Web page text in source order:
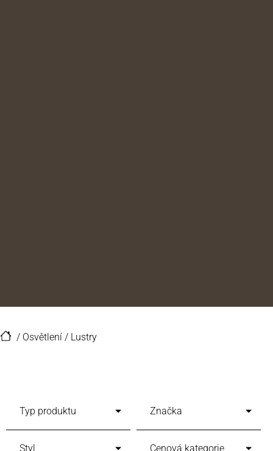
/ Osvětlení / Lustry
Typ produktu Značka
Styl Cenová kategorie